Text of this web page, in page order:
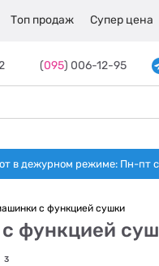
Топ продаж Супер цена
(095) 006-12-95
дежурном режиме: Пн-пт с
с функцией сушки
функцией
3